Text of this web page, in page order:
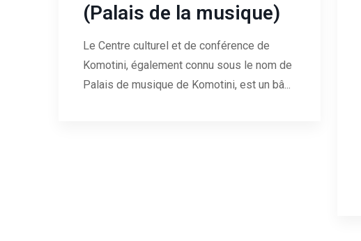
(Palais de la musique)
Le Centre culturel et de conférence de
Komotini, également connu sous le nom de
Palais de musique de Komotini, est un bâ...